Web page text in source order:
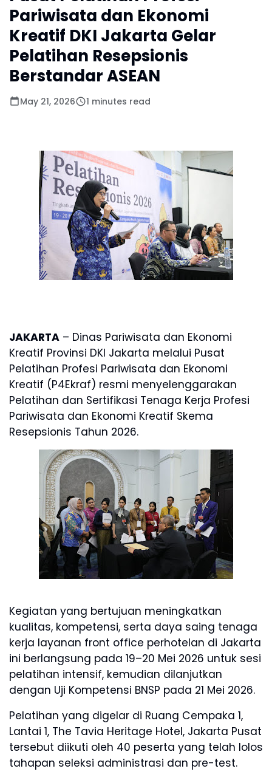
Pariwisata dan Ekonomi
Kreatif DKI Jakarta Gelar
Pelatihan Resepsionis
Berstandar ASEAN
May 21, 2026 1 minutes read
JAKARTA – Dinas Pariwisata dan Ekonomi
Kreatif Provinsi DKI Jakarta melalui Pusat
Pelatihan Profesi Pariwisata dan Ekonomi
Kreatif (P4Ekraf) resmi menyelenggarakan
Pelatihan dan Sertifikasi Tenaga Kerja Profesi
Pariwisata dan Ekonomi Kreatif Skema
Resepsionis Tahun 2026.
Kegiatan yang bertujuan meningkatkan
kualitas, kompetensi, serta daya saing tenaga
kerja layanan front office perhotelan di Jakarta
ini berlangsung pada 19–20 Mei 2026 untuk sesi
pelatihan intensif, kemudian dilanjutkan
dengan Uji Kompetensi BNSP pada 21 Mei 2026.
Pelatihan yang digelar di Ruang Cempaka 1,
Lantai 1, The Tavia Heritage Hotel, Jakarta Pusat
tersebut diikuti oleh 40 peserta yang telah lolos
tahapan seleksi administrasi dan pre-test.